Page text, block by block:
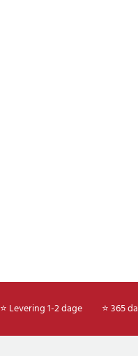
⭐ Levering 1-2 dage ⭐ 365